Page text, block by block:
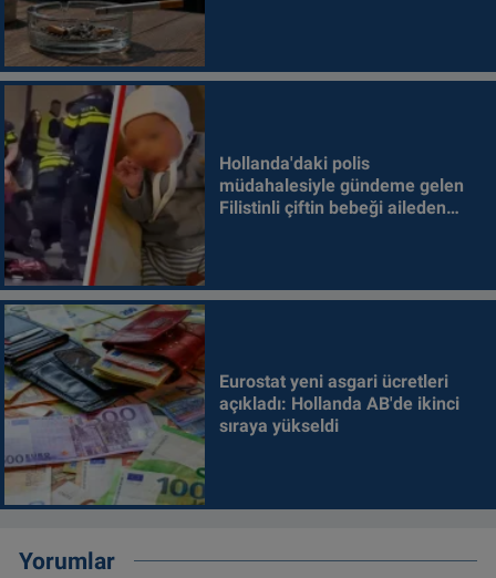
Hollanda'daki polis
müdahalesiyle gündeme gelen
Filistinli çiftin bebeği aileden
Eurostat yeni asgari ücretleri
açıkladı: Hollanda AB'de ikinci
sıraya yükseldi
Yorumlar